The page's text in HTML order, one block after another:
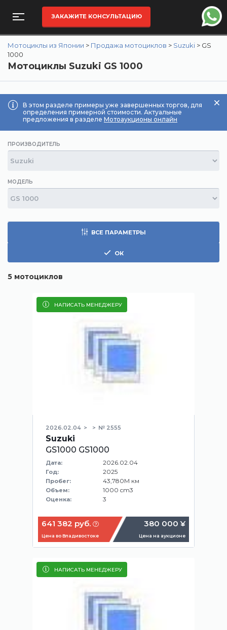
ЗАКАЖИТЕ КОНСУЛЬТАЦИЮ
Мотоциклы из Японии > Продажа мотоциклов > Suzuki > GS
1000
Мотоциклы Suzuki GS 1000
В этом разделе примеры уже завершенных торгов, для
определения примерной стоимости. Актуальные
предложения в разделе Мотоаукционы онлайн
ПРОИЗВОДИТЕЛЬ
МОДЕЛЬ
ВСЕ ПАРАМЕТРЫ
ОК
5 мотоциклов
НАПИСАТЬ МЕНЕДЖЕРУ
2026.02.04 № 2555
Suzuki
GS1000 GS1000
Дата: 2026.02.04
Год: 2025
Пробег: 43,780M км
Объем: 1000 cm3
Оценка: 3
641 382 руб.
Цена во Владивостоке
380 000 ¥
Цена на аукционе
НАПИСАТЬ МЕНЕДЖЕРУ